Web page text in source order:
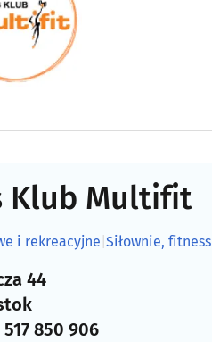
Klub Multifit
i rekreacyjne Siłownie, fitness
44
517 850 906